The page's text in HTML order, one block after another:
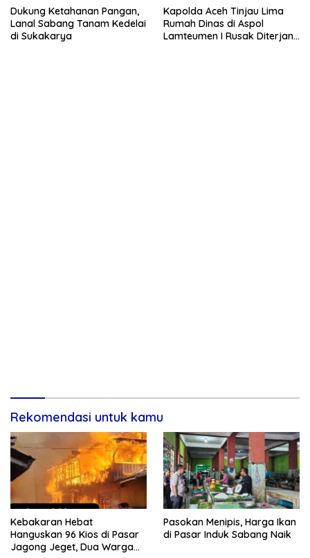
Dukung Ketahanan Pangan,
Lanal Sabang Tanam Kedelai
di Sukakarya
Kapolda Aceh Tinjau Lima
Rumah Dinas di Aspol
Lamteumen I Rusak Diterjang
Rekomendasi untuk kamu
Kebakaran Hebat
Hanguskan 96 Kios di Pasar
Jagong Jeget, Dua Warga
Pasokan Menipis, Harga Ikan
di Pasar Induk Sabang Naik